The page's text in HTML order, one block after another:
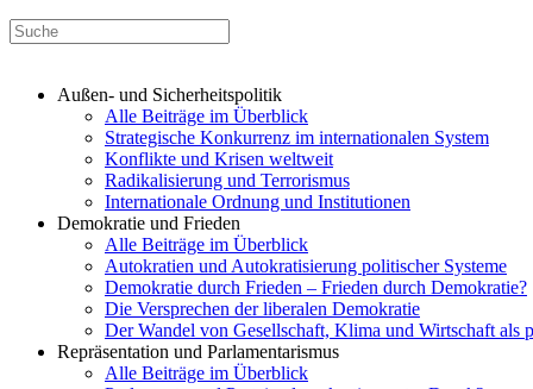
Außen- und Sicherheitspolitik
Alle Beiträge im Überblick
Strategische Konkurrenz im internationalen System
Konflikte und Krisen weltweit
Radikalisierung und Terrorismus
Internationale Ordnung und Institutionen
Demokratie und Frieden
Alle Beiträge im Überblick
Autokratien und Autokratisierung politischer Systeme
Demokratie durch Frieden – Frieden durch Demokratie?
Die Versprechen der liberalen Demokratie
Der Wandel von Gesellschaft, Klima und Wirtschaft als
Repräsentation und Parlamentarismus
Alle Beiträge im Überblick